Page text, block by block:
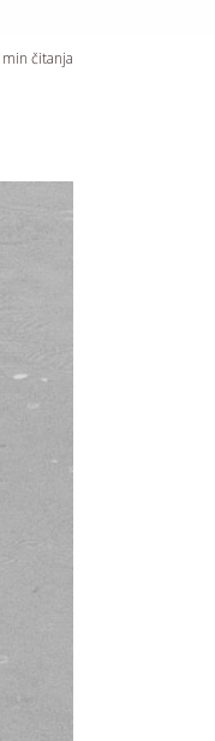
min čitanja